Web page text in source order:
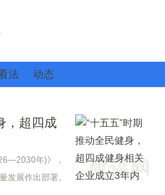
法 动态
，超四成
年)》，
发展作出部署。